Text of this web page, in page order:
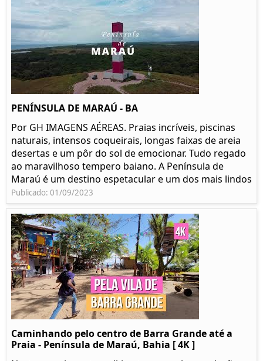
PENÍNSULA DE MARAÚ - BA
Por GH IMAGENS AÉREAS. Praias incríveis, piscinas
naturais, intensos coqueirais, longas faixas de areia
desertas e um pôr do sol de emocionar. Tudo regado
ao maravilhoso tempero baiano. A Península de
Maraú é um destino espetacular e um dos mais lindos
Publicado: 01/09/2023
Caminhando pelo centro de Barra Grande até a
Praia - Península de Maraú, Bahia [ 4K ]